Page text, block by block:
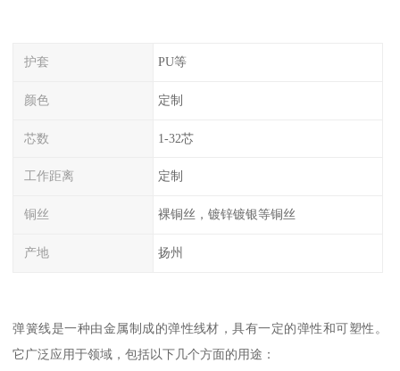
护套 PU等
颜色 定制
芯数 1-32芯
工作距离 定制
铜丝 裸铜丝，镀锌镀银等铜丝
产地 扬州
弹簧线是一种由金属制成的弹性线材，具有一定的弹性和可塑性。
它广泛应用于领域，包括以下几个方面的用途：